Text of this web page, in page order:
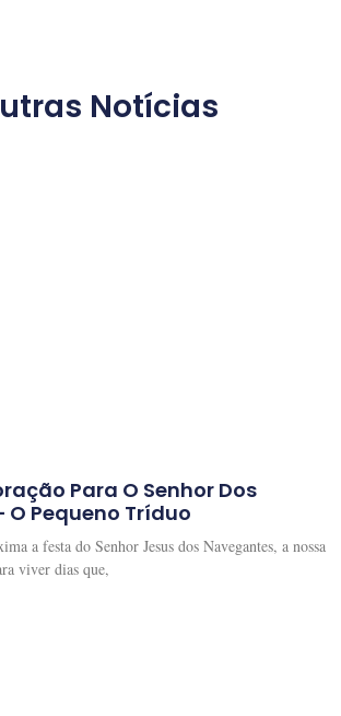
Notícias
Para O Senhor Dos
Pequeno Tríduo
a festa do Senhor Jesus dos Navegantes, a nossa
viver dias que,